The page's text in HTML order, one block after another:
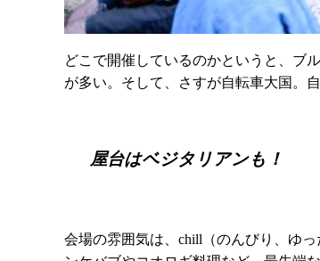
どこで開催しているのかというと、ブ
が多い。そして、さすが自転車大国。
屋台はベジタリアンも！
会場の雰囲気は、chill（のんびり、ゆ